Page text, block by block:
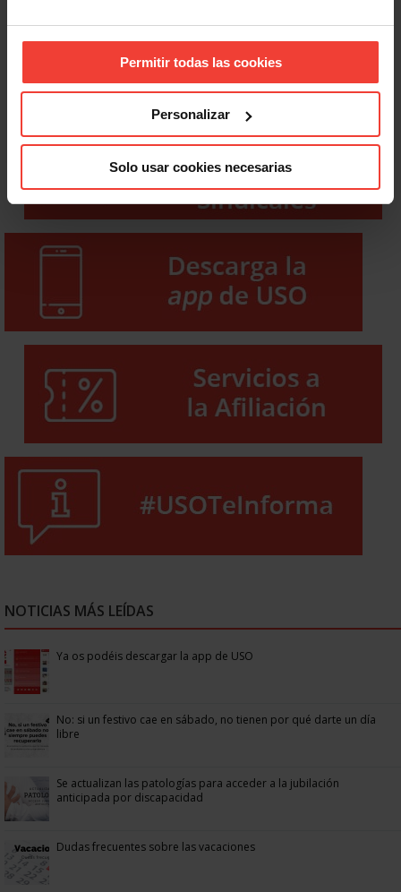
Permitir todas las cookies
Personalizar
Solo usar cookies necesarias
NOTICIAS MÁS LEÍDAS
Ya os podéis descargar la app de USO
No: si un festivo cae en sábado, no tienen por qué darte un día
libre
Se actualizan las patologías para acceder a la jubilación
anticipada por discapacidad
Dudas frecuentes sobre las vacaciones